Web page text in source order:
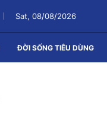
Sat, 08/08/2026
ĐỜI SỐNG TIÊU DÙNG